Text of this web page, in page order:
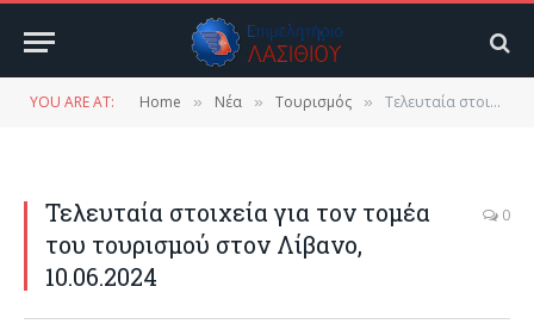
YOU ARE AT: Home » Νέα » Τουρισμός » Τελευταία στοιχεία για τον τομέα του τουρισμού στον Λίβανο, 10.06.2024
Τελευταία στοιχεία για τον τομέα
του τουρισμού στον Λίβανο,
10.06.2024
0